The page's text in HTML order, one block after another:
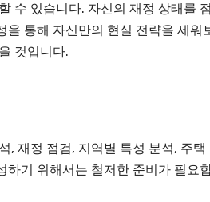
수 있습니다. 자신의 재정 상태를
을 통해 자신만의 현실 전략을 세
것입니다.
, 재정 점검, 지역별 특성 분석, 주
하기 위해서는 철저한 준비가 필요